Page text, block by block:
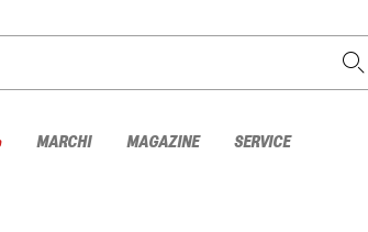
MARCHI MAGAZINE SERVICE